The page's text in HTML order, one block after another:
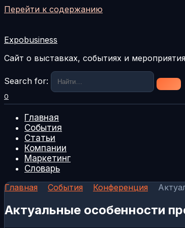
Перейти к содержанию
Expobusiness
Сайт о выставках, событиях и
Search for:
0
Главная
События
Статьи
Компании
Маркетинг
Словарь
Главная
События Конференция
Актуальные особенности